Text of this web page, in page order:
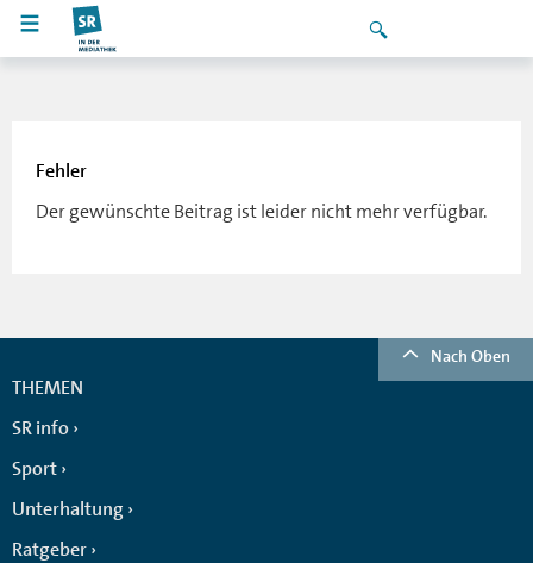
Fehler
Der gewünschte Beitrag ist leider nicht mehr verfügbar.
Nach Oben
THEMEN
SR info
Sport
Unterhaltung
Ratgeber